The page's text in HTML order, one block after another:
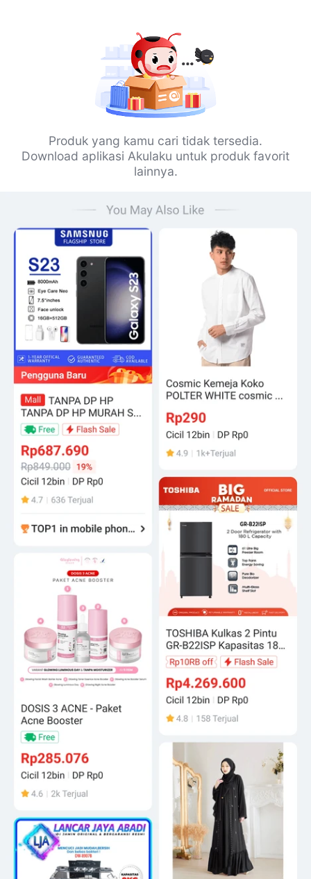
Produk yang kamu cari tidak tersedia.
Download aplikasi Akulaku untuk produk favorit
lainnya.